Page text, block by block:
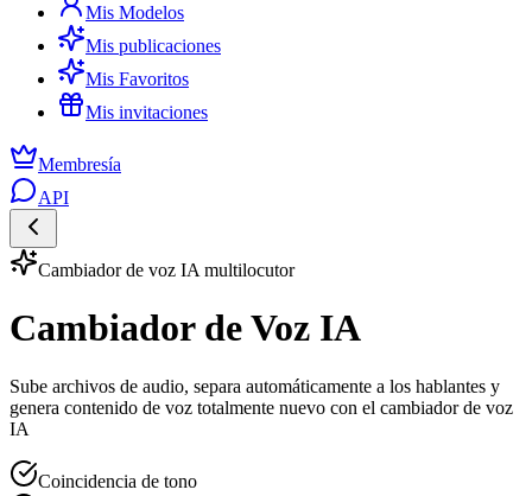
Mis Modelos
Mis publicaciones
Mis Favoritos
Mis invitaciones
Membresía
API
Cambiador de voz IA multilocutor
Cambiador de Voz IA
Sube archivos de audio, separa automáticamente a los hablantes y
genera contenido de voz totalmente nuevo con el cambiador de voz
IA
Coincidencia de tono